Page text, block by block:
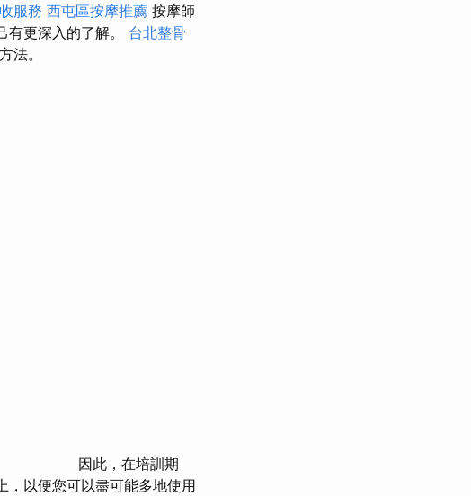
服務 西屯區按摩推薦 按摩師
更深入的了解。 台北整骨
法。
因此，在培訓期
，以便您可以盡可能多地使用